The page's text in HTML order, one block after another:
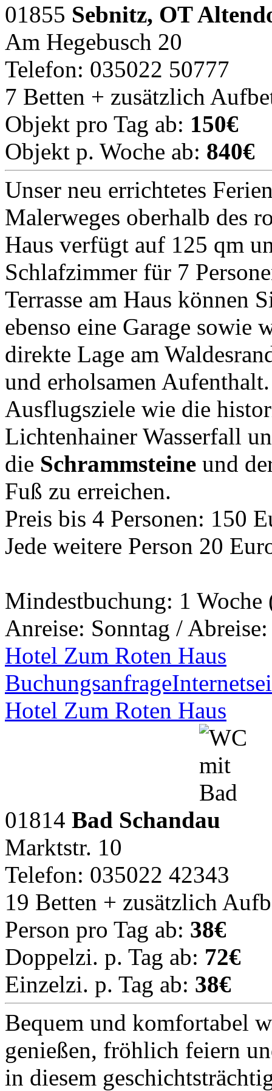
01855 Sebnitz, OT
Am Hegebusch 20
Telefon: 035022 50777
7 Betten + zusätzlich
Objekt pro Tag ab: 150€
Objekt p. Woche ab: 840€
Unser neu errichtetes
Malerweges oberhalb des
Haus verfügt auf 125 qm
Schlafzimmer für 7
Terrasse am Haus können
ebenso eine Garage sowie
direkte Lage am
und erholsamen
Ausflugsziele wie die
Lichtenhainer Wasserfall
die Schrammsteine und
Fuß zu erreichen.
Preis bis 4 Personen: 150
Jede weitere Person 20
Mindestbuchung: 1 Woche
Anreise: Sonntag / Abreise:
Hotel Zum Roten Haus
Buchungsanfrage
Hotel Zum Roten Haus
01814 Bad Schandau
Marktstr. 10
Telefon: 035022 42343
19 Betten + zusätzlich
Person pro Tag ab: 38€
Doppelzi. p. Tag ab: 72€
Einzelzi. p. Tag ab: 38€
Bequem und komfortabel
genießen, fröhlich feiern
in diesem